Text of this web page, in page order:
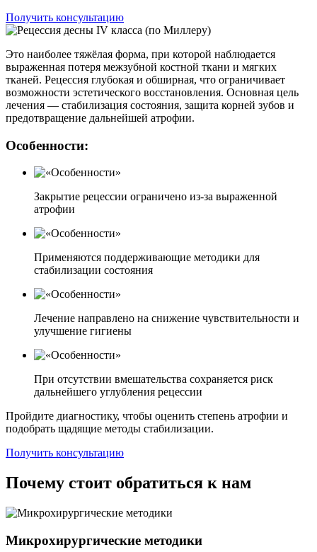
Получить консультацию
Это наиболее тяжёлая форма, при которой наблюдается
выраженная потеря межзубной костной ткани и мягких
тканей. Рецессия глубокая и обширная, что ограничивает
возможности эстетического восстановления. Основная цель
лечения — стабилизация состояния, защита корней зубов и
предотвращение дальнейшей атрофии.
Особенности:
Закрытие рецессии ограничено из-за выраженной
атрофии
Применяются поддерживающие методики для
стабилизации состояния
Лечение направлено на снижение чувствительности и
улучшение гигиены
При отсутствии вмешательства сохраняется риск
дальнейшего углубления рецессии
Пройдите диагностику, чтобы оценить степень атрофии и
подобрать щадящие методы стабилизации.
Получить консультацию
Почему стоит обратиться к нам
Микрохирургические методики